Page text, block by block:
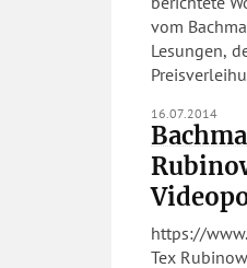
vom
Lesungen,
16.07.2014
https://
Tex